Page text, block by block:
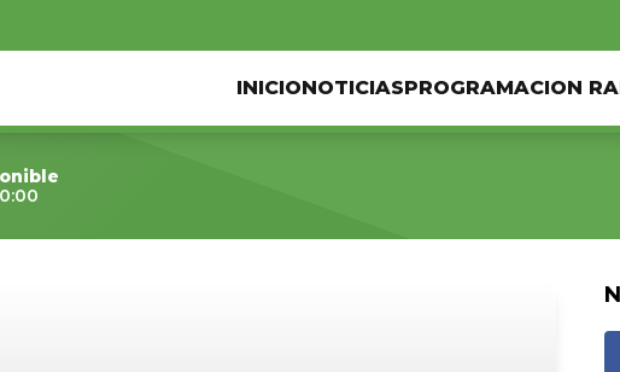
INICIONOTICIASPROGRAMACION